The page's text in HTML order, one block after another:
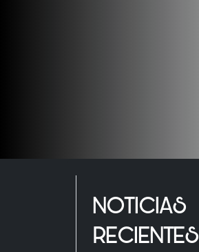
NOTICIAS
RECIENTES